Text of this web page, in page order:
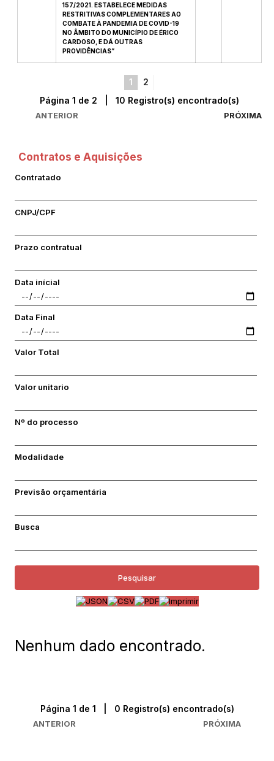
157/2021. ESTABELECE MEDIDAS
RESTRITIVAS COMPLEMENTARES AO
COMBATE À PANDEMIA DE COVID-19
NO ÂMBITO DO MUNICÍPIO DE ÉRICO
CARDOSO, E DÁ OUTRAS
PROVIDÊNCIAS”
1 2
ANTERIOR
Página 1 de 2 | 10 Registro(s) encontrado(s)
PRÓXIMA
Contratos e Aquisições
Contratado
CNPJ/CPF
Prazo contratual
Data inícial
Data Final
Valor Total
Valor unitario
Nº do processo
Modalidade
Previsão orçamentária
Busca
Pesquisar
Nenhum dado encontrado.
ANTERIOR
Página 1 de 1 | 0 Registro(s) encontrado(s)
PRÓXIMA